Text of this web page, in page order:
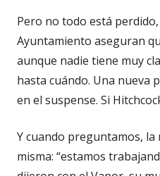
Pero no todo está perdido,
Ayuntamiento aseguran
aunque nadie tiene muy
hasta cuándo. Una nueva
en el suspense. Si
Y cuando preguntamos,
misma: “estamos